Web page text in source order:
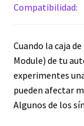
Compatibilidad:
Cuando la caja
Module) de tu
experimentes
pueden afectar
Algunos de los